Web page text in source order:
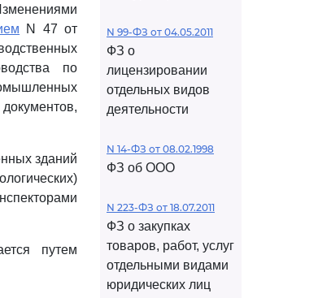
N 47 от
по
зданий
путем
N 99-ФЗ от 04.05.2011
ФЗ о
лицензировании
отдельных видов
деятельности
N 14-ФЗ от 08.02.1998
ФЗ об ООО
N 223-ФЗ от 18.07.2011
ФЗ о закупках
товаров, работ, услуг
отдельными видами
юридических лиц